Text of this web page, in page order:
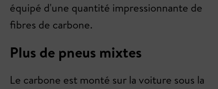
équipé d'une quantité impressionnante de
fibres de carbone.
Plus de pneus mixtes
Le carbone est monté sur la voiture sous la